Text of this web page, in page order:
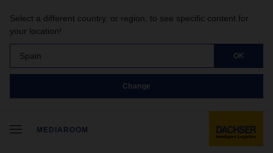
Select a different country, or region, to see specific content for
your location!
Spain OK
Change
MEDIAROOM